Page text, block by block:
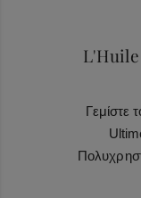
Γεμίστε